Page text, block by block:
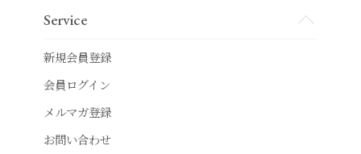
Service
新規会員登録
会員ログイン
メルマガ登録
お問い合わせ